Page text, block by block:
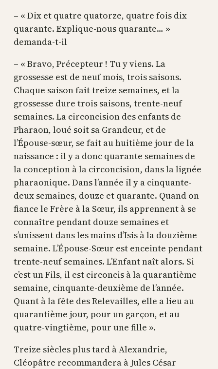
– « Dix et quatre quatorze, quatre fois dix
quarante. Explique-nous quarante… »
demanda-t-il
– « Bravo, Précepteur ! Tu y viens. La
grossesse est de neuf mois, trois saisons.
Chaque saison fait treize semaines, et la
grossesse dure trois saisons, trente-neuf
semaines. La circoncision des enfants de
Pharaon, loué soit sa Grandeur, et de
l’Épouse-sœur, se fait au huitième jour de la
naissance : il y a donc quarante semaines de
la conception à la circoncision, dans la lignée
pharaonique. Dans l’année il y a cinquante-
deux semaines, douze et quarante. Quand on
fiance le Frère à la Sœur, ils apprennent à se
connaître pendant douze semaines et
s’unissent dans les mains d’Isis à la douzième
semaine. L’Épouse-Sœur est enceinte pendant
trente-neuf semaines. L’Enfant naît alors. Si
c’est un Fils, il est circoncis à la quarantième
semaine, cinquante-deuxième de l’année.
Quant à la fête des Relevailles, elle a lieu au
quarantième jour, pour un garçon, et au
quatre-vingtième, pour une fille ».
Treize siècles plus tard à Alexandrie,
Cléopâtre recommandera à Jules César